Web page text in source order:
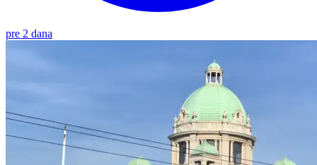
pre 2 dana